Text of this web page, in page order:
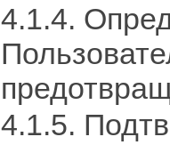
4.1.4.
4.1.5.